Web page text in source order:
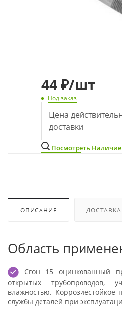
44₽/шт
Под заказ
Цена
доставки
Посмотреть Наличие
ОПИСАНИЕ ДОСТАВКА
Область
Сгон 15 оцинкованный
открытых трубопроводов,
влажностью. Коррозиестойкое
службы деталей при